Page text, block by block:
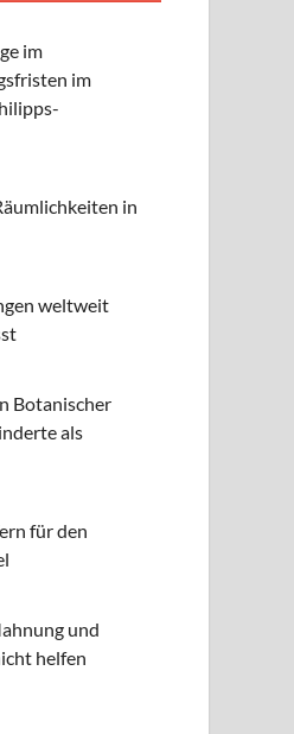
im
im
in
weltweit
Botanischer
als
für den
und
helfen